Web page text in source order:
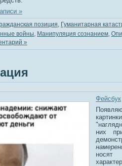
»
позиция, Гуманитарная
войны, Манипуляция сознанием,
»
Фейсбук
них
носят
характер.